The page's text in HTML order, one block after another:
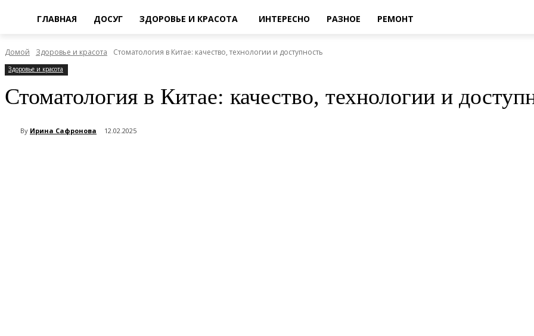
ГЛАВНАЯ ДОСУГ ЗДОРОВЬЕ И КРАСОТА ИНТЕРЕСНО РАЗНОЕ РЕМОНТ
Домой Здоровье и красота Стоматология в Китае: качество, технологии и доступность
Здоровье и красота
Стоматология в Китае: качество, технологии и
By Ирина Сафронова 12.02.2025